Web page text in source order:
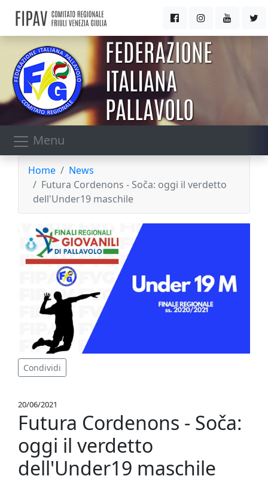
Menu
Home
News
Futura Cordenons - Soča: oggi il verdetto
dell'Under19 maschile
Condividi
20/06/2021
Futura Cordenons - Soča:
oggi il verdetto
dell'Under19 maschile